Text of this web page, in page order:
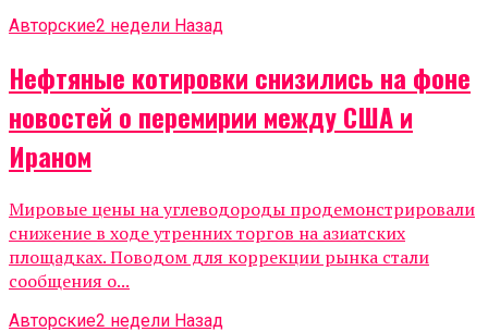
Авторские2 недели Назад
Нефтяные котировки снизились на фоне
новостей о перемирии между США и
Ираном
Мировые цены на углеводороды продемонстрировали
снижение в ходе утренних торгов на азиатских
площадках. Поводом для коррекции рынка стали
сообщения о...
Авторские2 недели Назад